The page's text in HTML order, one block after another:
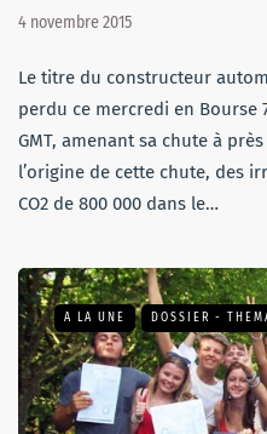
4 novembre 2015
Le titre du constructeur
perdu ce mercredi en Bourse
GMT, amenant sa chute à
l’origine de cette chute, des
CO2 de 800 000 dans le…
A LA UNE DOSSIER -